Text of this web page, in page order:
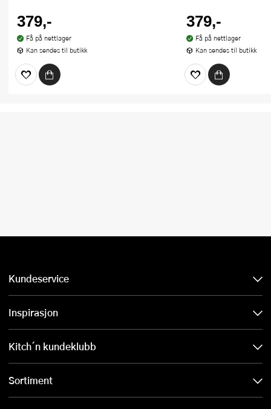
379,-
Få på nettlager
Kan sendes til butikk
379,-
Få på nettlager
Kan sendes til butikk
Kundeservice
Inspirasjon
Kitch´n kundeklubb
Sortiment